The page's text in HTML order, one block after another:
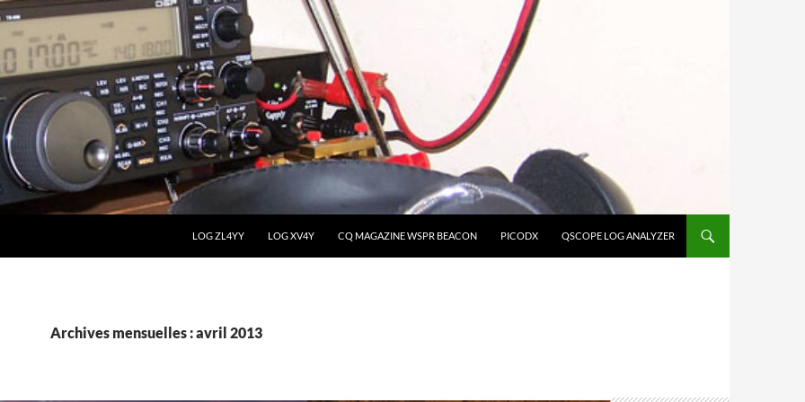
LOG ZL4YY LOG XV4Y CQ MAGAZINE WSPR BEACON PICODX QSCOPE LOG ANALYZER
Archives mensuelles : avril 2013